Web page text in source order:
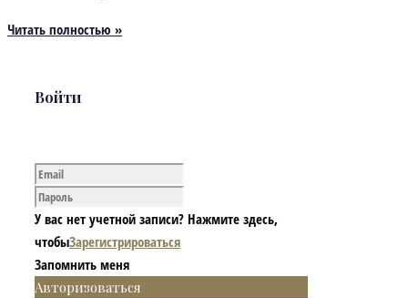
Читать полностью »
Войти
У вас нет учетной записи? Нажмите здесь,
чтобыЗарегистрироваться
Запомнить меня
Авторизоваться